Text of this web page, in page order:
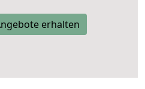
erhalten